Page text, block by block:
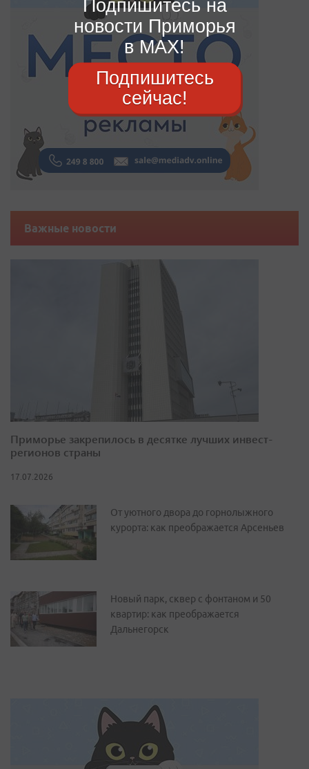
Важные новости
Приморье закрепилось в десятке лучших инвест-
регионов страны
17.07.2026
От уютного двора до горнолыжного
курорта: как преображается Арсеньев
Новый парк, сквер с фонтаном и 50
квартир: как преображается
Дальнегорск
Подпишитесь на
новости Приморья
в MAX!
Подпишитесь
сейчас!